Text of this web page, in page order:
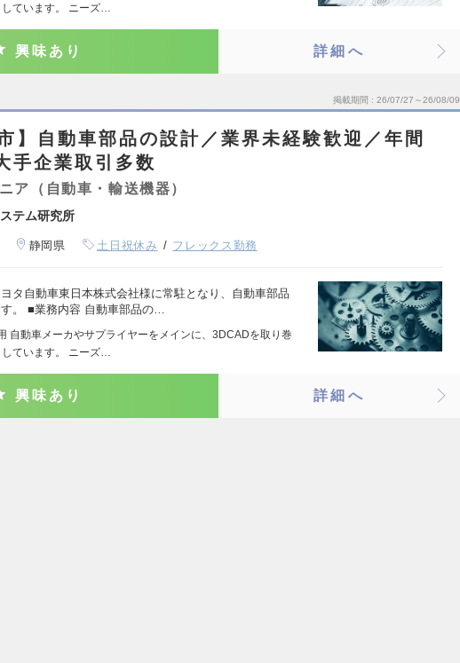
ています。 ニーズ…
興味あり 詳細へ
掲載期間 26/07/27～26/08/09
】自動車部品の設計／業界未経験歓迎／年間
手企業取引多数
ア（自動車・輸送機器）
テム研究所
静岡県 土日祝休み フレックス勤務
タ自動車東日本株式会社様に常駐となり、自動車部品
。 ■業務内容 自動車部品の…
自動車メーカやサプライヤーをメインに、3DCADを取り巻
しています。 ニーズ…
興味あり 詳細へ